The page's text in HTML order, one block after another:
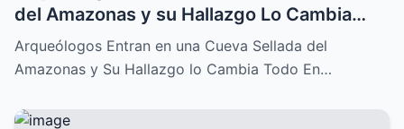
del Amazonas y su Hallazgo Lo Cambia
Todo
Arqueólogos Entran en una Cueva Sellada del
Amazonas y Su Hallazgo lo Cambia Todo En…